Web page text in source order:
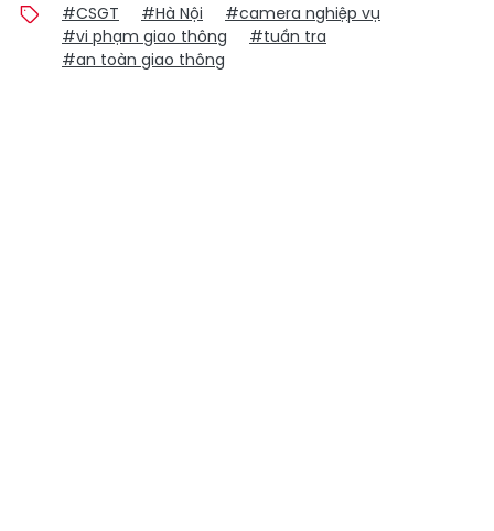
#CSGT #Hà Nội
#camera nghiệp vụ
#vi phạm giao thông
#tuần tra
#an toàn giao thông